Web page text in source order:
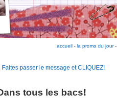
accueil- la promo du jour-
Faites passer le message et CLIQUEZ!
tous les bacs!